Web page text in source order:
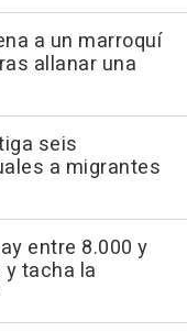
a un marroquí
allanar una
seis
a migrantes
entre 8.000 y
tacha la